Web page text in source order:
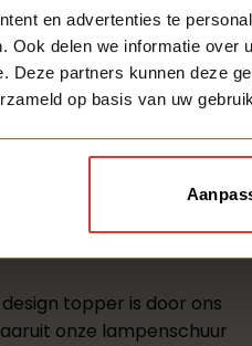
en advertenties te
Ook delen we informatie
Deze partners kunnen deze
op basis van uw
topper is door ons
onze lampenschuur